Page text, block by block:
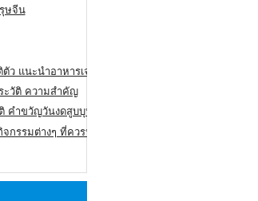
ษจีน
ว แนะนำอาหารเจ
ะวัติ ความสำคัญ
คำขวัญวันงดสูบบุหรี่โลก
กรรมต่างๆ ที่ควรปฏิบัติ